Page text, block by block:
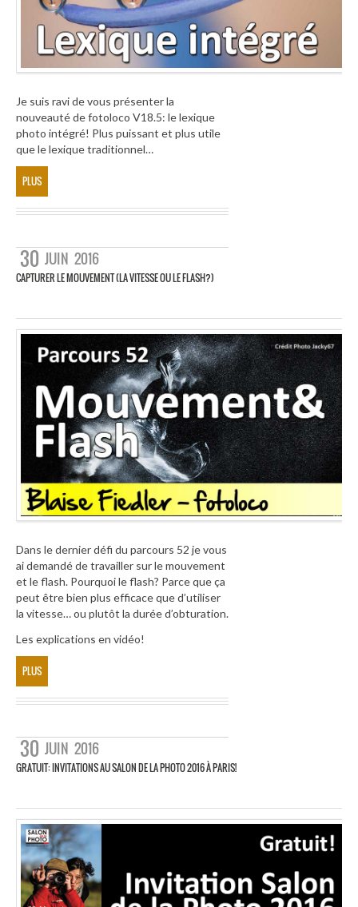
Je suis ravi de vous présenter la
nouveauté de fotoloco V18.5: le lexique
photo intégré! Plus puissant et plus utile
que le lexique traditionnel…
PLUS
30 JUIN 2016
CAPTURER LE MOUVEMENT (LA VITESSE OU LE FLASH?)
Dans le dernier défi du parcours 52 je vous
ai demandé de travailler sur le mouvement
et le flash. Pourquoi le flash? Parce que ça
peut être bien plus efficace que d’utiliser
la vitesse… ou plutôt la durée d’obturation.
Les explications en vidéo!
PLUS
30 JUIN 2016
GRATUIT: INVITATIONS AU SALON DE LA PHOTO 2016 À PARIS!